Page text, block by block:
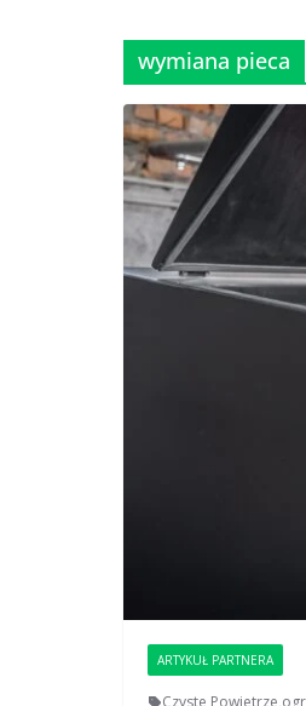
wymiana pieca
ARTYKUŁ PARTNERA